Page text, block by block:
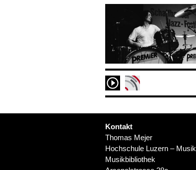
Kontakt
Thomas Mejer
Hochschule Luzern – Musik
Musikbibliothek